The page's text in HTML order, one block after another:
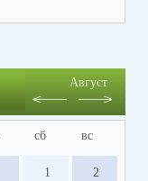
Август
сб вс
1 2